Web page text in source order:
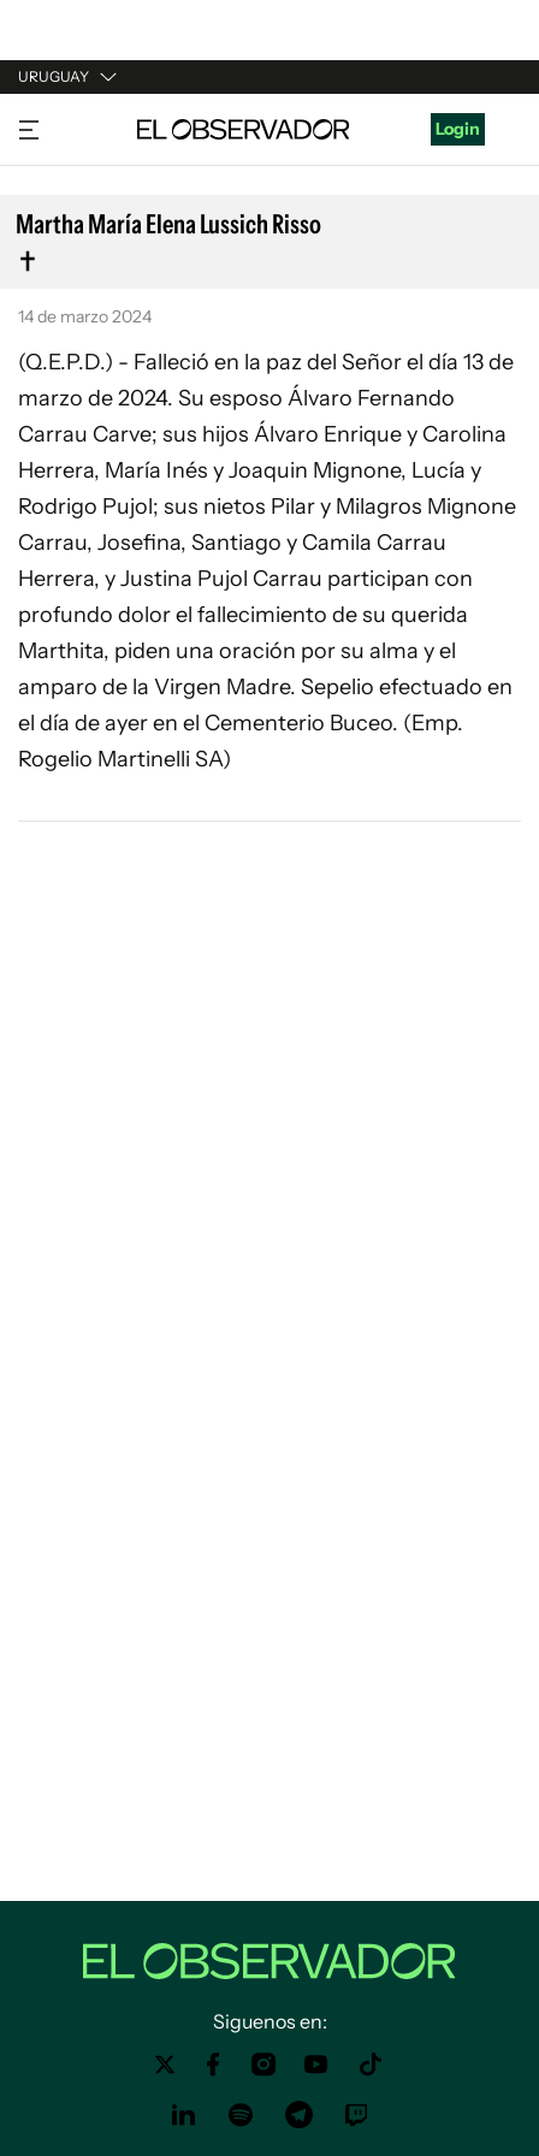
URUGUAY
URUGUAY
ARGENTINA
ESPAÑA
ESTADOS UNIDOS
Login
Martha María Elena Lussich Risso
14 de marzo 2024
(Q.E.P.D.) - Falleció en la paz del Señor el día 13 de
marzo de 2024. Su esposo Álvaro Fernando
Carrau Carve; sus hijos Álvaro Enrique y Carolina
Herrera, María Inés y Joaquin Mignone, Lucía y
Rodrigo Pujol; sus nietos Pilar y Milagros Mignone
Carrau, Josefina, Santiago y Camila Carrau
Herrera, y Justina Pujol Carrau participan con
profundo dolor el fallecimiento de su querida
Marthita, piden una oración por su alma y el
amparo de la Virgen Madre. Sepelio efectuado en
el día de ayer en el Cementerio Buceo. (Emp.
Rogelio Martinelli SA)
Siguenos en: